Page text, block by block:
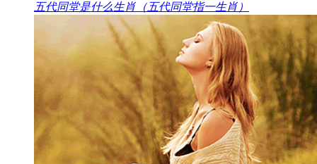
​五代同堂是什么生肖（五代同堂指一生肖）